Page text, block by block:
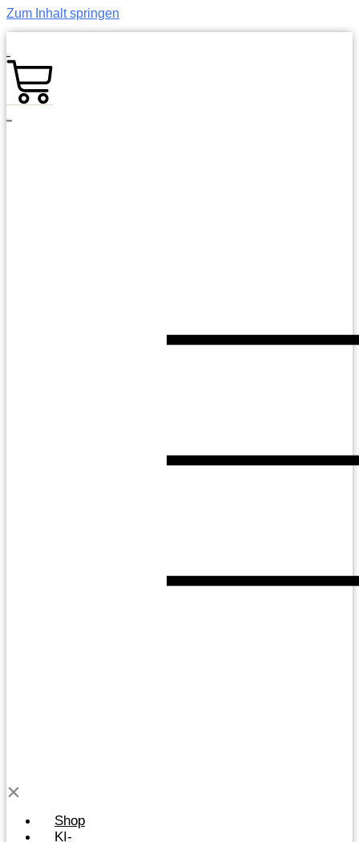
Zum Inhalt springen
Shop
KI-